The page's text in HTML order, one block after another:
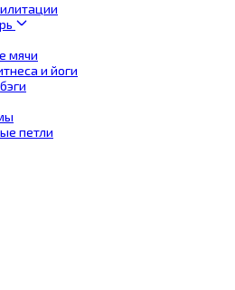
мячи
и йоги
петли